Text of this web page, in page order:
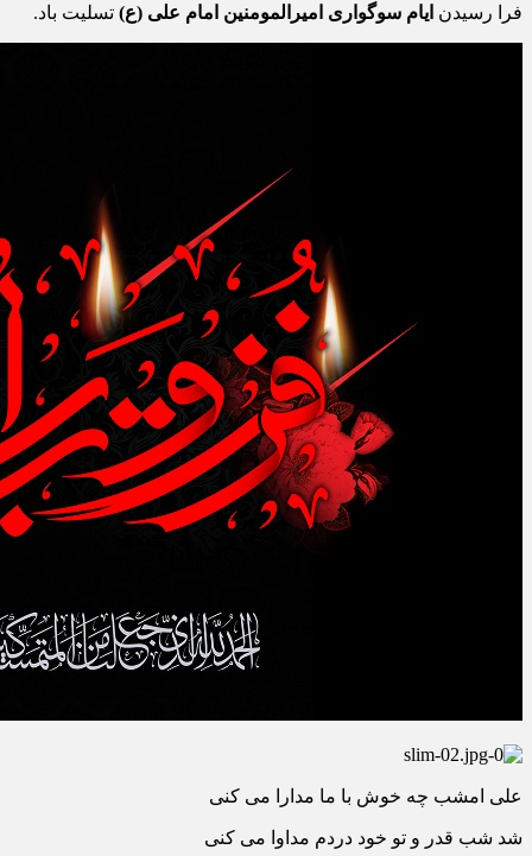
فرا رسیدن ایام سوگواری امیرالمومنین امام علی (ع) تسلیت باد.
علی امشب چه خوش با ما مدارا می کنی
شد شب قدر و تو خود دردم مداوا می کنی